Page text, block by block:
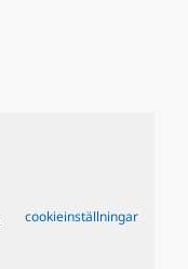
cookieinställningar